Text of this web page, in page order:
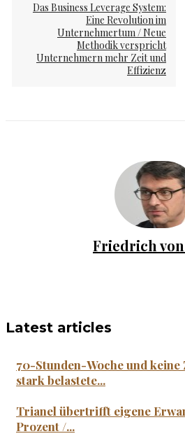
Das Business Leverage System:
Eine Revolution im
Unternehmertum / Neue
Methodik verspricht
Unternehmern mehr Zeit und
Effizienz
Friedrich
Latest articles
70-Stunden-Woche und keine
stark belastete...
Trianel übertrifft eigene
Prozent /...